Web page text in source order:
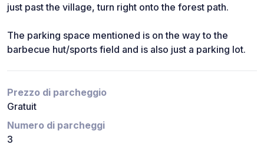
just past the village, turn right onto the forest path.
The parking space mentioned is on the way to the
barbecue hut/sports field and is also just a parking lot.
Prezzo di parcheggio
Gratuit
Numero di parcheggi
3